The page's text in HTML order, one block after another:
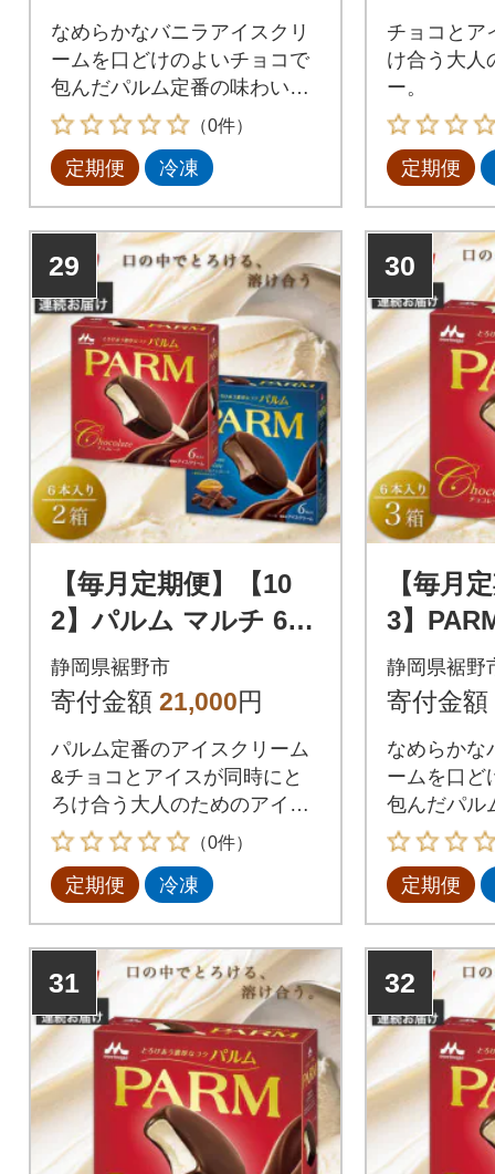
なめらかなバニラアイスクリ
ームを口どけのよいチョコで
包んだパルム定番の味わいで
す。
（0件）
定期便 冷凍
チョコとア
け合う大人
ー。
定期便
29
【毎月定期便】【10
2】パルム マルチ 6本
入×1箱/チョコレート
&チョコレート 6本入
静岡県裾野市
寄付金額 21,000円
パルム定番のアイスクリーム
&チョコとアイスが同時にと
ろけ合う大人のためのアイス
バー。
（0件）
定期便 冷凍
30
【毎月
3】
ト(マル
3回
静岡県裾野
寄付金額
なめらかな
ームを口ど
包んだパル
す。
定期便
31 32